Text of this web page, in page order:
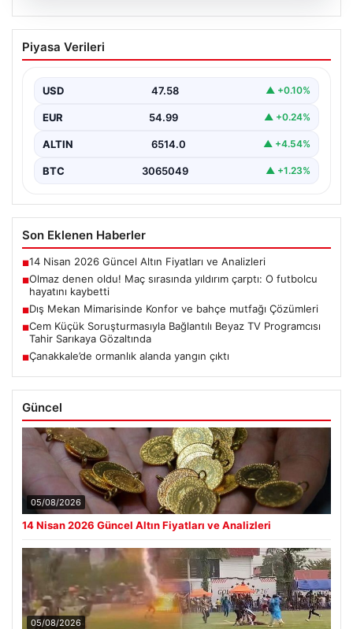
Çanakkale’de ormanlık alanda yangın
çıktı
Piyasa Verileri
USD 47.58 ▲ +0.10%
EUR 54.99 ▲ +0.24%
ALTIN 6514.0 ▲ +4.54%
BTC 3065049 ▲ +1.23%
Son Eklenen Haberler
■14 Nisan 2026 Güncel Altın Fiyatları ve Analizleri
■Olmaz denen oldu! Maç sırasında yıldırım çarptı: O futbolcu
hayatını kaybetti
■Dış Mekan Mimarisinde Konfor ve bahçe mutfağı Çözümleri
■Cem Küçük Soruşturmasıyla Bağlantılı Beyaz TV Programcısı
Tahir Sarıkaya Gözaltında
■Çanakkale’de ormanlık alanda yangın çıktı
Güncel
05/08/2026
14 Nisan 2026 Güncel Altın Fiyatları ve Analizleri
05/08/2026